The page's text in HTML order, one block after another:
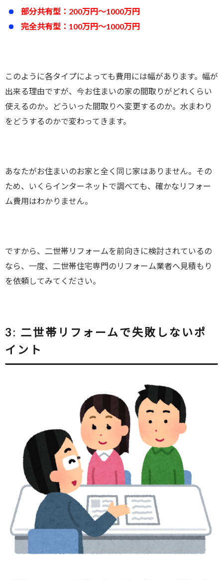
部分共有型：200万円～1000万円
完全共有型：100万円～1000万円
このように各タイプによっても費用には幅があります。幅が
出来る理由ですが、今お住まいの家の間取りがどれくらい
使えるのか。どういった間取りへ変更するのか。水まわり
をどうするのかで変わってきます。
あなたがお住まいのお家と全く同じ家はありません。その
ため、いくらインターネットで調べても、確かなリフォー
ム費用はわかりません。
ですから、二世帯リフォームを前向きに検討されているの
なら、一度、二世帯住宅専門のリフォーム業者へ見積もり
を依頼してみてください。
3: 二世帯リフォームで失敗しないポ
イント